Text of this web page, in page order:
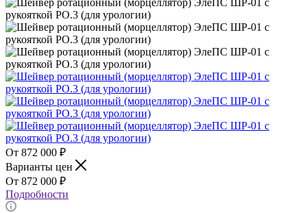
872 000 ₽
Варианты цен
872 000 ₽
Подробности